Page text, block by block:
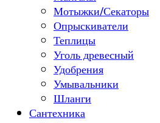
Мотыжки/Секаторы
Опрыскиватели
Теплицы
Уголь древесный
Удобрения
Умывальники
Шланги
Сантехника